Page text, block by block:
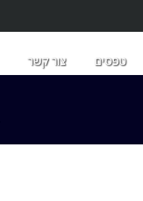
טפסים צור קשר